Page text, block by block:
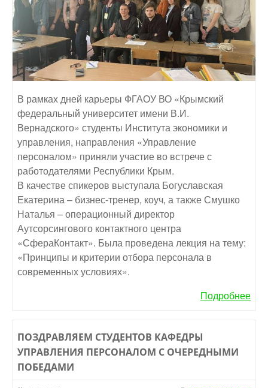
В рамках дней карьеры ФГАОУ ВО «Крымский
федеральный университет имени В.И.
Вернадского» студенты Института экономики и
управления, направления «Управление
персоналом» приняли участие во встрече с
работодателями Республики Крым.
В качестве спикеров выступала Богуславская
Екатерина – бизнес-тренер, коуч, а также Смушко
Наталья – операционный директор
Аутсорсингового контактного центра
«СфераКонтакт». Была проведена лекция на тему:
«Принципы и критерии отбора персонала в
современных условиях».
Подробнее
ПОЗДРАВЛЯЕМ СТУДЕНТОВ КАФЕДРЫ
УПРАВЛЕНИЯ ПЕРСОНАЛОМ С ОЧЕРЕДНЫМИ
ПОБЕДАМИ